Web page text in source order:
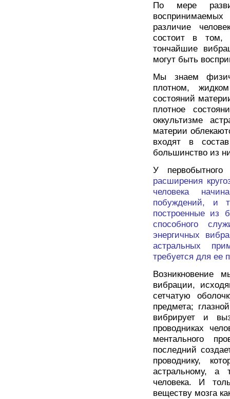
По мере
различие
состоит в том,
тончайшие
могут быть
Мы знаем
плотном,
состояний
плотное
оккультизме
материи
входят в
большинство из
У
расширения
человека
побуждений, и
построенные из
способного
энергичных
астральных
требуется для ее
Возникновение
вибрации,
сетчатую
предмета;
вибрирует и
проводниках
ментального
последний
проводнику,
астральному, а
человека. И
веществу мозга